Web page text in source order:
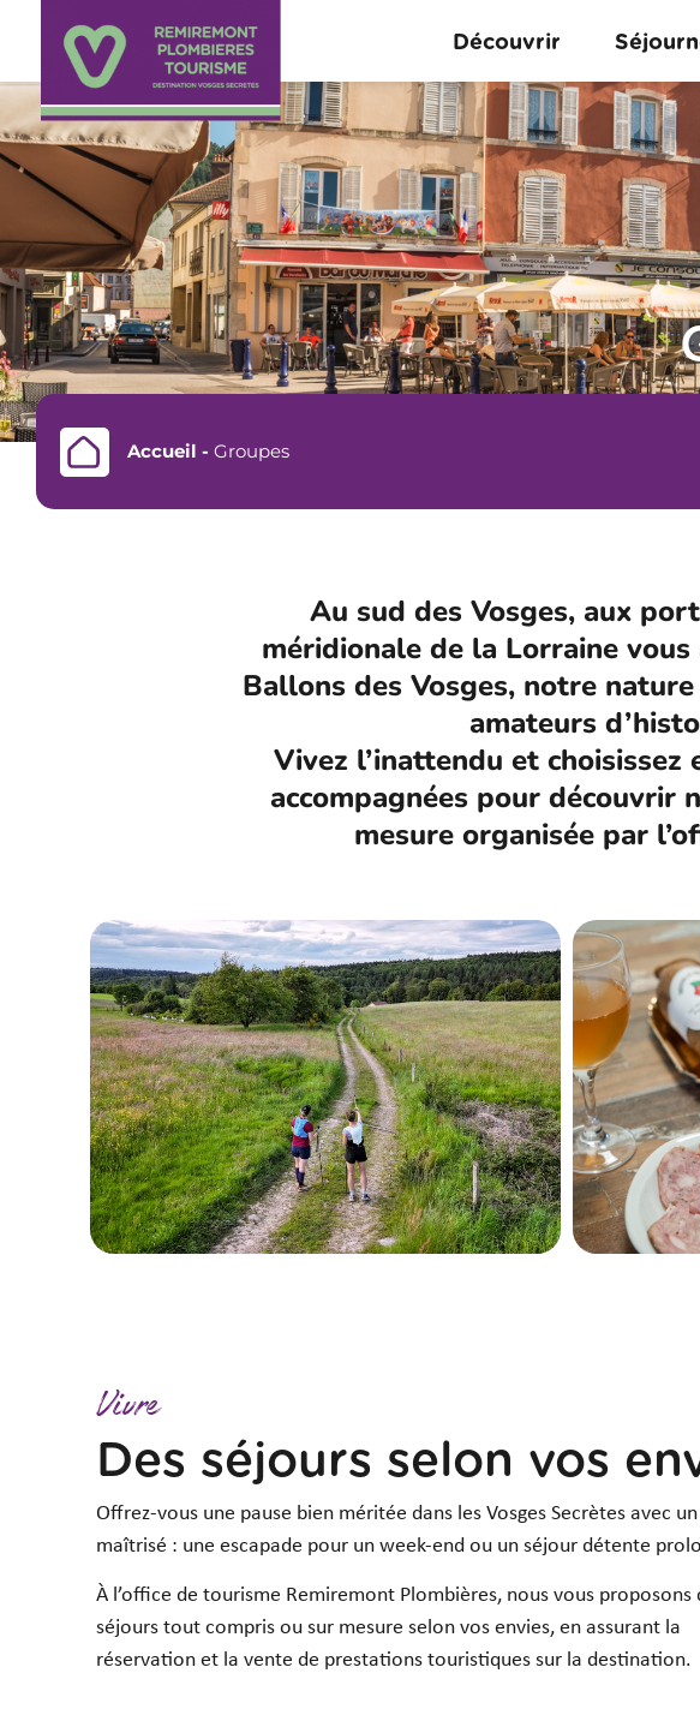
Découvrir
Accueil - Groupes
Au sud des Vosges, aux
méridionale de la Lorraine
Ballons des Vosges, notre
amateurs
Vivez l’inattendu et choisissez
accompagnées pour découvrir
mesure organisée par
Vivre
Des séjours selon vos
Offrez-vous une pause bien méritée dans les Vosges Secrètes avec
maîtrisé : une escapade pour un week-end ou un séjour détente
À l’office de tourisme Remiremont Plombières, nous vous proposons
séjours tout compris ou sur mesure selon vos envies, en assurant la
réservation et la vente de prestations touristiques sur la destination.